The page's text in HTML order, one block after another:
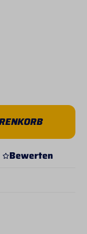
Bewerten